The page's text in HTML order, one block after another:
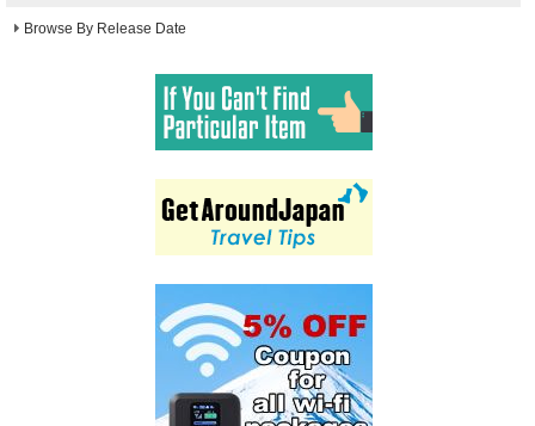
Browse By Release Date